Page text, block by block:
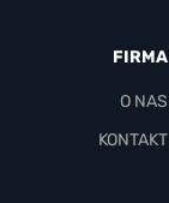
FIRMA
O NAS
KONTAKT